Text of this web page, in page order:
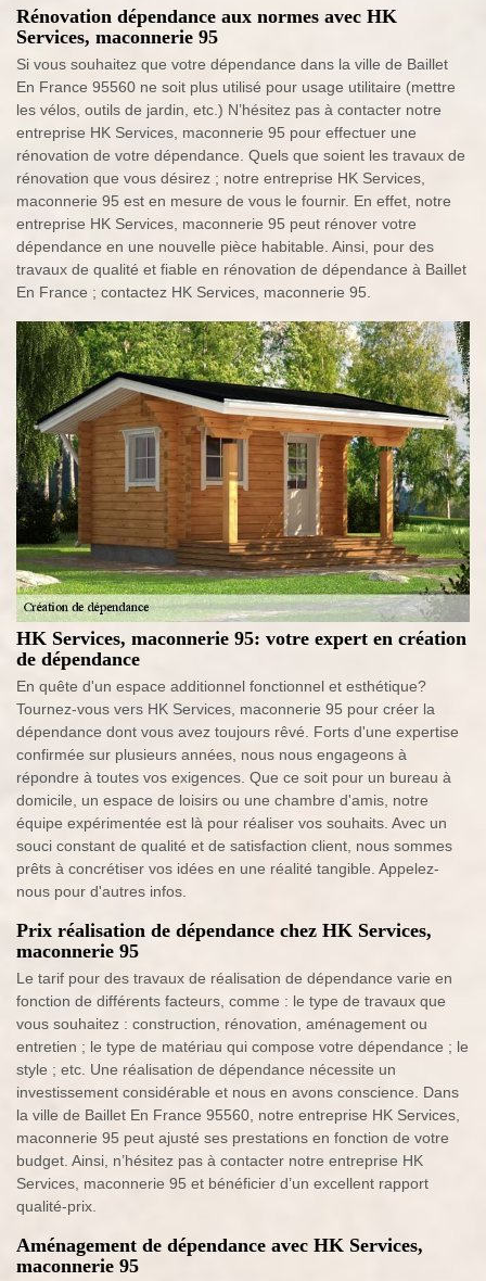
Rénovation dépendance aux normes avec HK
Services, maconnerie 95
Si vous souhaitez que votre dépendance dans la ville de Baillet
En France 95560 ne soit plus utilisé pour usage utilitaire (mettre
les vélos, outils de jardin, etc.) N’hésitez pas à contacter notre
entreprise HK Services, maconnerie 95 pour effectuer une
rénovation de votre dépendance. Quels que soient les travaux de
rénovation que vous désirez ; notre entreprise HK Services,
maconnerie 95 est en mesure de vous le fournir. En effet, notre
entreprise HK Services, maconnerie 95 peut rénover votre
dépendance en une nouvelle pièce habitable. Ainsi, pour des
travaux de qualité et fiable en rénovation de dépendance à Baillet
En France ; contactez HK Services, maconnerie 95.
HK Services, maconnerie 95: votre expert en création
de dépendance
En quête d'un espace additionnel fonctionnel et esthétique?
Tournez-vous vers HK Services, maconnerie 95 pour créer la
dépendance dont vous avez toujours rêvé. Forts d'une expertise
confirmée sur plusieurs années, nous nous engageons à
répondre à toutes vos exigences. Que ce soit pour un bureau à
domicile, un espace de loisirs ou une chambre d'amis, notre
équipe expérimentée est là pour réaliser vos souhaits. Avec un
souci constant de qualité et de satisfaction client, nous sommes
prêts à concrétiser vos idées en une réalité tangible. Appelez-
nous pour d'autres infos.
Prix réalisation de dépendance chez HK Services,
maconnerie 95
Le tarif pour des travaux de réalisation de dépendance varie en
fonction de différents facteurs, comme : le type de travaux que
vous souhaitez : construction, rénovation, aménagement ou
entretien ; le type de matériau qui compose votre dépendance ; le
style ; etc. Une réalisation de dépendance nécessite un
investissement considérable et nous en avons conscience. Dans
la ville de Baillet En France 95560, notre entreprise HK Services,
maconnerie 95 peut ajusté ses prestations en fonction de votre
budget. Ainsi, n’hésitez pas à contacter notre entreprise HK
Services, maconnerie 95 et bénéficier d’un excellent rapport
qualité-prix.
Aménagement de dépendance avec HK Services,
maconnerie 95